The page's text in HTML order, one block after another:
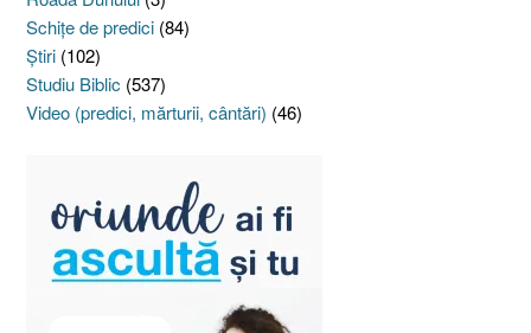
Schiţe de predici (84)
Ştiri (102)
Studiu Biblic (537)
Video (predici, mărturii, cântări) (46)